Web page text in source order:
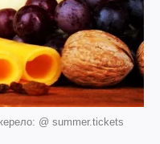
@ summer.tickets